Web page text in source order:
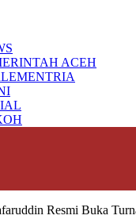
ACEH
Resmi Buka